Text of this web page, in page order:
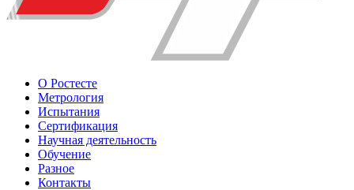
О Ростесте
Метрология
Испытания
Сертификация
Научная деятельность
Обучение
Разное
Контакты